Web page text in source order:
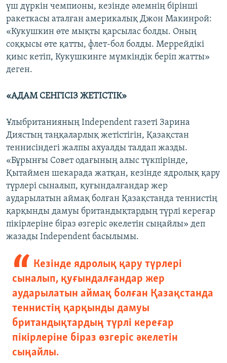
үш дүркін чемпионы, кезінде әлемнің бірінші
ракеткасы аталған америкалық Джон Макинрой:
«Кукушкин өте мықты қарсылас болды. Оның
соққысы өте қатты, флет-бол болды. Меррейдікі
қиыс кетіп, Кукушкинге мүмкіндік беріп жатты»
деген.
«АДАМ СЕНГІСІЗ ЖЕТІСТІК»
Ұлыбританияның Independent газеті Зарина
Диястың таңқаларлық жетістігін, Қазақстан
теннисіндегі жалпы ахуалды талдап жазды.
«Бұрынғы Совет одағының алыс түкпірінде,
Қытаймен шекарада жатқан, кезінде ядролық қару
түрлері сыналып, қуғындалғандар жер
аударылатын аймақ болған Қазақстанда теннистің
қарқынды дамуы британдықтардың түрлі кереғар
пікірлеріне біраз өзгеріс әкелетін сыңайлы» деп
жазады Independent басылымы.
Кезінде ядролық қару түрлері
сыналып, қуғындалғандар жер
аударылатын аймақ болған Қазақстанда
теннистің қарқынды дамуы
британдықтардың түрлі кереғар
пікірлеріне біраз өзгеріс әкелетін
сыңайлы.